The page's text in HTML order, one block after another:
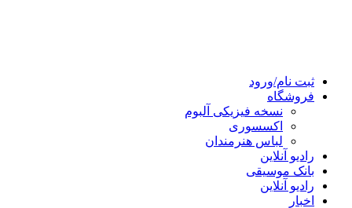
ثبت نام/ورود
فروشگاه
نسخه فیزیکی آلبوم
اکسسوری
لباس هنرمندان
رادیو آنلاین
بانک موسیقی
رادیو آنلاین
اخبار